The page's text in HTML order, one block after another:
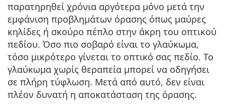
παρατηρηθεί χρόνια αργότερα μόνο μετά την
εμφάνιση προβλημάτων όρασης όπως μαύρες
κηλίδες ή σκούρο πέπλο στην άκρη του οπτικού
πεδίου. Όσο πιο σοβαρό είναι το γλαύκωμα,
τόσο μικρότερο γίνεται το οπτικό σας πεδίο. Το
γλαύκωμα χωρίς θεραπεία μπορεί να οδηγήσει
σε πλήρη τύφλωση. Μετά από αυτό, δεν είναι
πλέον δυνατή η αποκατάσταση της όρασης.